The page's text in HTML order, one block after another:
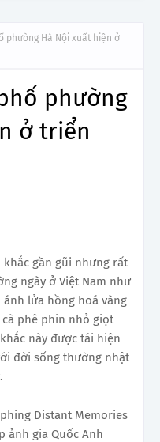
phường Hà Nội xuất hiện ở
phường
ở triển
gần gũi nhưng rất
ngày ở Việt Nam như
ánh lửa hồng hoá vàng
phê phin nhỏ giọt
này được tái hiện
đời sống thường nhật
Distant Memories
ảnh gia Quốc Anh